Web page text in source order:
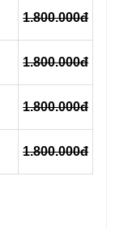
1.800.000đ
1.800.000đ
1.800.000đ
1.800.000đ